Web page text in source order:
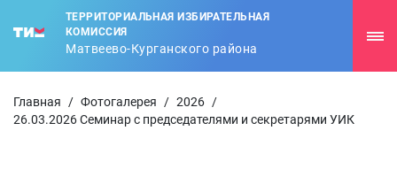
ТЕРРИТОРИАЛЬНАЯ ИЗБИРАТЕЛЬНАЯ
КОМИССИЯ
Матвеево-Курганского района
Главная / Фотогалерея / 2026 /
26.03.2026 Семинар с председателями и секретарями УИК